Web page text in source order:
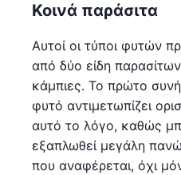
Κοινά παράσιτα
Αυτοί οι τύποι φυτών
από δύο είδη
κάμπιες. Το πρώτο
φυτό αντιμετωπίζει
αυτό το λόγο, καθώς
εξαπλωθεί μεγάλη
που αναφέρεται, όχι